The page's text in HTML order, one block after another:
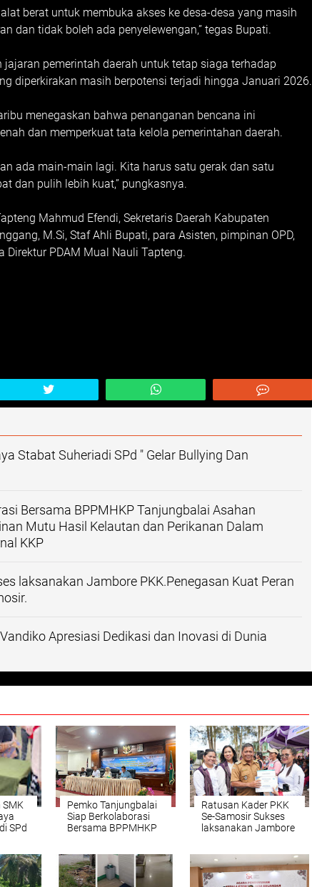
berat untuk membuka akses ke desa-desa yang masih
dan tidak boleh ada penyelewengan,” tegas Bupati.
pemerintah daerah untuk tetap siaga terhadap
diperkirakan masih berpotensi terjadi hingga Januari 2026.
menegaskan bahwa penanganan bencana ini
dan memperkuat tata kelola pemerintahan daerah.
ada main-main lagi. Kita harus satu gerak dan satu
dan pulih lebih kuat,” pungkasnya.
Mahmud Efendi, Sekretaris Daerah Kabupaten
M.Si, Staf Ahli Bupati, para Asisten, pimpinan OPD,
Direktur PDAM Mual Nauli Tapteng.
Stabat Suheriadi SPd " Gelar Bullying Dan
Bersama BPPMHKP Tanjungbalai Asahan
Mutu Hasil Kelautan dan Perikanan Dalam
KKP
laksanakan Jambore PKK.Penegasan Kuat Peran
Apresiasi Dedikasi dan Inovasi di Dunia
SMK
SPd
Pemko Tanjungbalai
Siap Berkolaborasi
Bersama BPPMHKP
Sertifikasi Jaminan
Mutu Hasil Kelautan
Ratusan Kader PKK
Se-Samosir Sukses
laksanakan Jambore
Dalam Membangun
Samosir.